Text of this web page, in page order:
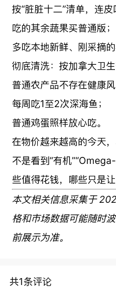
按“脏脏十二”清单，连
吃的其余蔬果买普通版；
多吃本地新鲜、刚采摘的
彻底清洗：按加拿大卫
普通农产品不存在健康风
每周吃1至2次深海鱼；
普通鸡蛋照样放心吃。
在物价越来越高的今天
不是看到“有机
些值得花钱，哪些只是让
本文相关信息采集于
格和市场数据可能随时
前展示为准。
共1条评论